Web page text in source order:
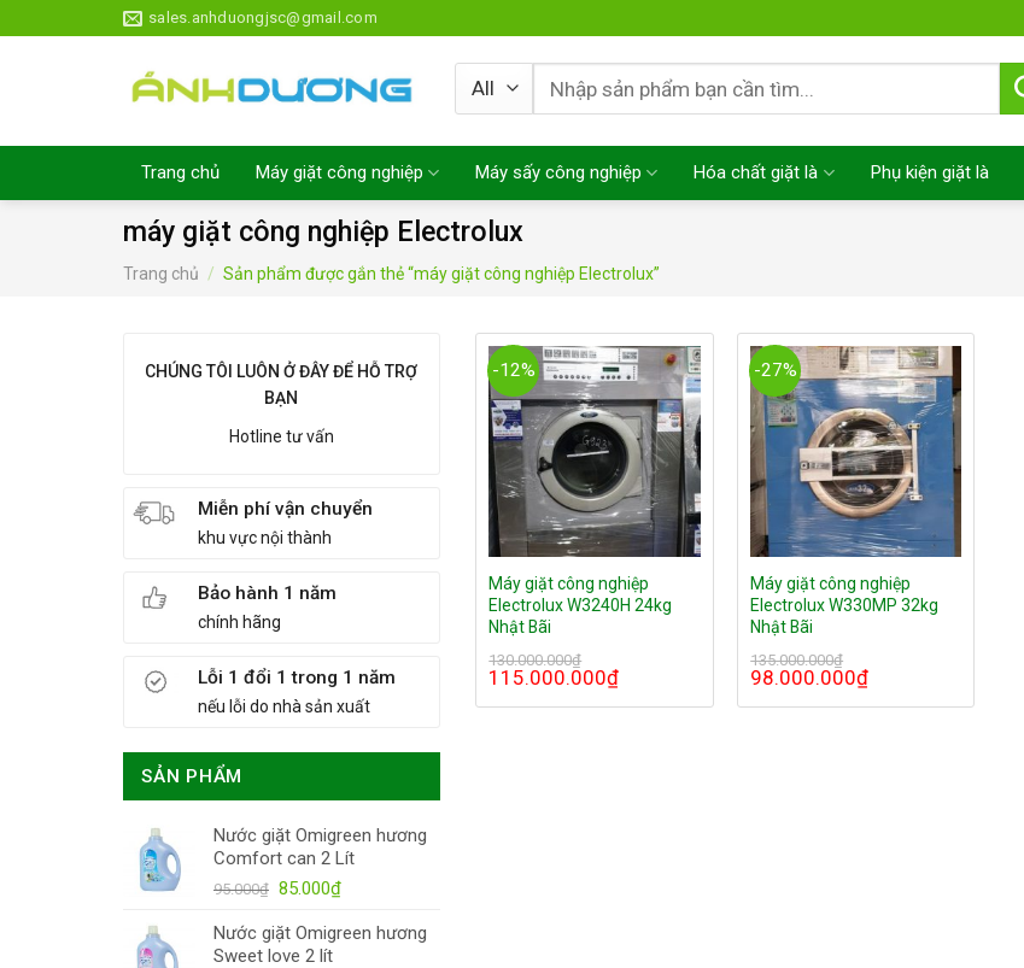
to
sales.anhduongjsc@gmail.com
Tìm
kiếm:
Trang chủ Máy giặt công nghiệp Máy sấy công nghiệp Hóa chất giặt là Phụ kiện giặt là
máy giặt công nghiệp Electrolux
Trang chủ / Sản phẩm được gắn thẻ “máy giặt công nghiệp Electrolux”
CHÚNG TÔI LUÔN Ở ĐÂY ĐỂ HỖ TRỢ
BẠN
Hotline tư vấn
Miễn phí vận chuyển
khu vực nội thành
Bảo hành 1 năm
chính hãng
Lỗi 1 đổi 1 trong 1 năm
nếu lỗi do nhà sản xuất
SẢN PHẨM
Nước giặt Omigreen hương
Comfort can 2 Lít
95.000₫ 85.000₫
Nước giặt Omigreen hương
Sweet love 2 lít
-12%
Máy giặt công nghiệp
Electrolux W3240H 24kg
Nhật Bãi
130.000.000₫
115.000.000₫
-27%
Máy giặt công nghiệp
Electrolux W330MP 32kg
Nhật Bãi
135.000.000₫
98.000.000₫